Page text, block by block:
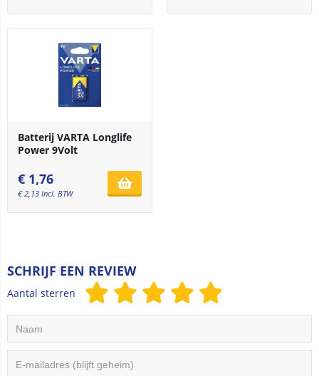
Batterij VARTA Longlife
Power 9Volt
€ 1,76
€2,13 Incl. BTW
SCHRIJF EEN REVIEW
Aantal sterren